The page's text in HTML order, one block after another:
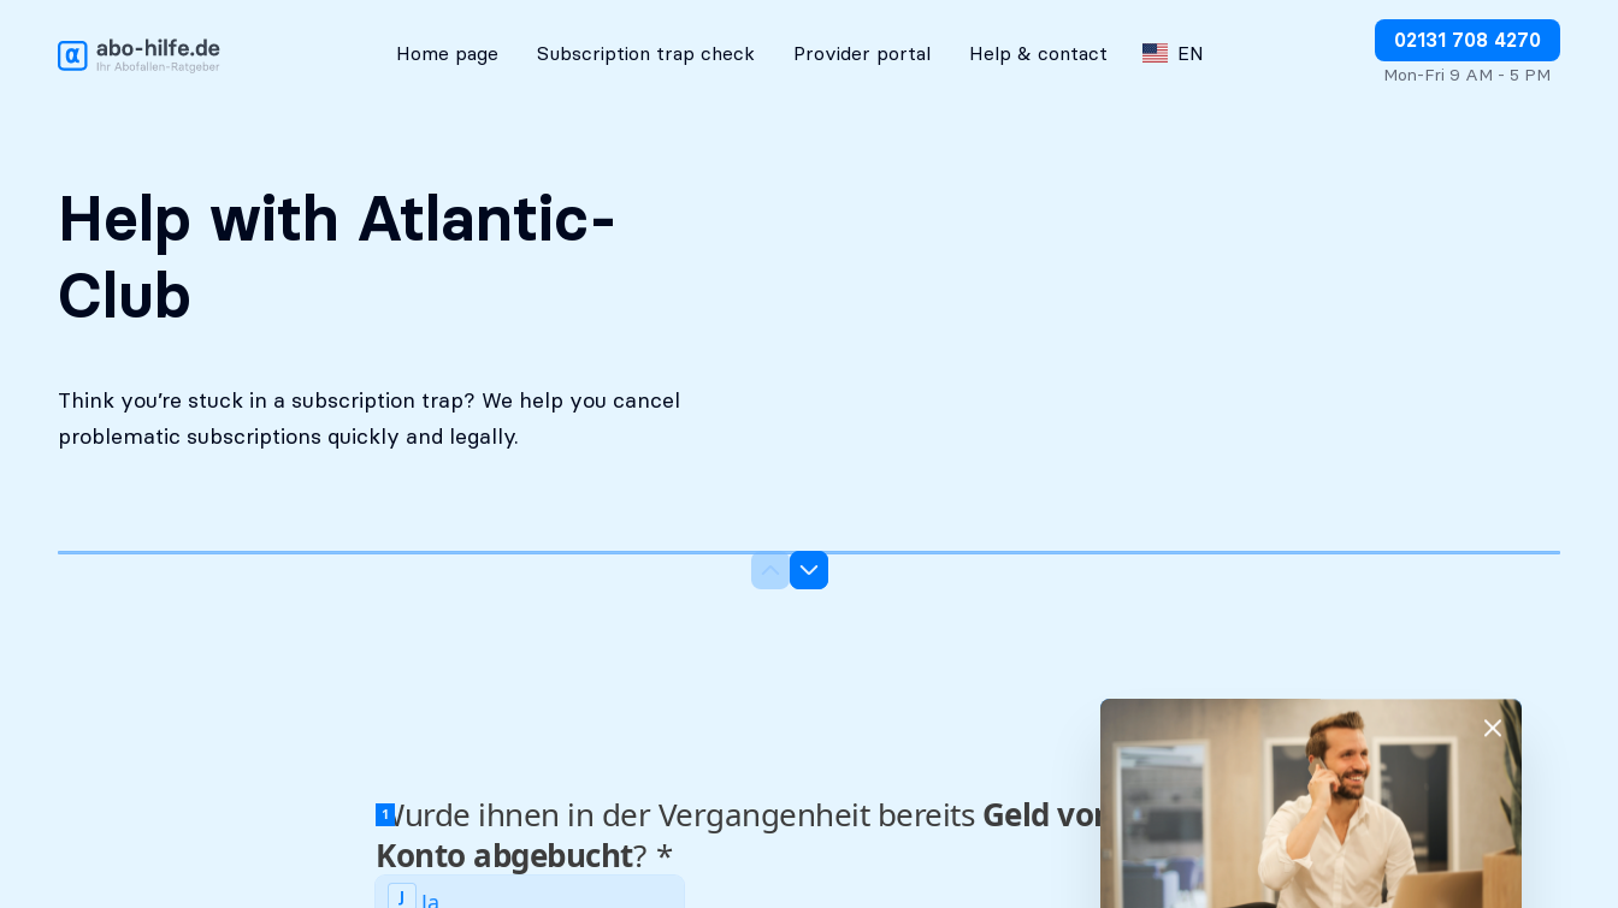
Home page Subscription trap check Provider portal Help & contact EN
02131 708 4270
Mon-Fri 9 AM - 5 PM
Stop charges or request refunds
Help with Atlantic-
Club
Think you’re stuck in a subscription trap? We help you cancel
problematic subscriptions quickly and legally.